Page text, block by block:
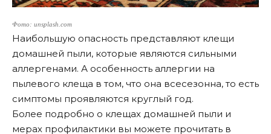
Фото: unsplash.com
Наибольшую опасность представляют клещи
домашней пыли, которые являются сильными
аллергенами. А особенность аллергии на
пылевого клеща в том, что она всесезонна, то есть
симптомы проявляются круглый год.
Более подробно о клещах домашней пыли и
мерах профилактики вы можете прочитать в